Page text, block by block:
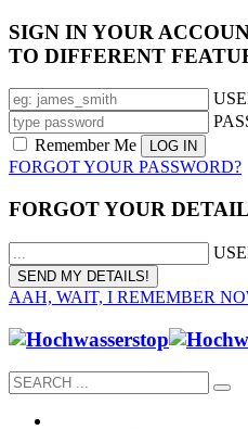
SIGN IN YOUR
TO DIFFERENT
Remember Me
FORGOT YOUR PASSWORD?
FORGOT YOUR
AAH, WAIT, I REMEMBER